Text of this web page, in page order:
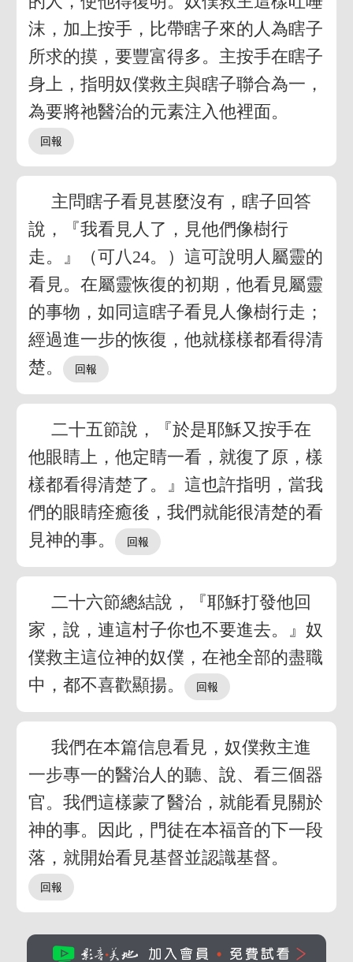
沫，加上按手，比帶瞎子來的人為瞎子
所求的摸，要豐富得多。主按手在瞎子
身上，指明奴僕救主與瞎子聯合為一，
為要將祂醫治的元素注入他裡面。
主問瞎子看見甚麼沒有，瞎子回答
說，『我看見人了，見他們像樹行
走。』（可八24。）這可說明人屬靈的
看見。在屬靈恢復的初期，他看見屬靈
的事物，如同這瞎子看見人像樹行走；
經過進一步的恢復，他就樣樣都看得清
楚。
二十五節說，『於是耶穌又按手在
他眼睛上，他定睛一看，就復了原，樣
樣都看得清楚了。』這也許指明，當我
們的眼睛痊癒後，我們就能很清楚的看
見神的事。
二十六節總結說，『耶穌打發他回
家，說，連這村子你也不要進去。』奴
僕救主這位神的奴僕，在祂全部的盡職
中，都不喜歡顯揚。
我們在本篇信息看見，奴僕救主進
一步專一的醫治人的聽、說、看三個器
官。我們這樣蒙了醫治，就能看見關於
神的事。因此，門徒在本福音的下一段
落，就開始看見基督並認識基督。